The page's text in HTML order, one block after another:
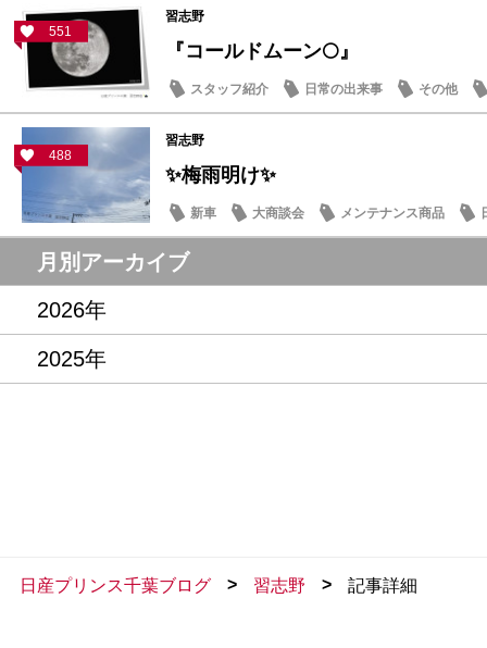
551
習志野
『コールドムーン🌕』
スタッフ紹介 日常の出来事 その他
488
習志野
✨梅雨明け✨
新車 大商談会 メンテナンス商品
月別アーカイブ
2026年
2025年
日産プリンス千葉ブログ > 習志野 > 記事詳細